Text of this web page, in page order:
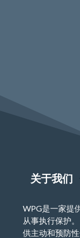
关于我们
WPG是一家提
从事执行保护
供主动和预防